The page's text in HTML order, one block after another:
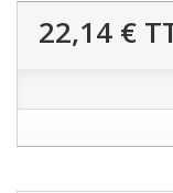
22,14 €